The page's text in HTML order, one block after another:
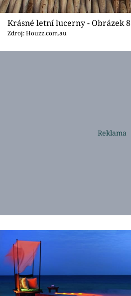
Krásné letní lucerny - Obrázek 8
Zdroj: Houzz.com.au